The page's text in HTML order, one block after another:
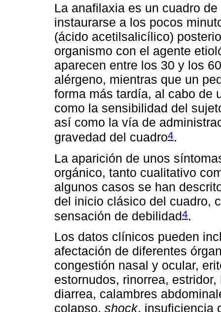
La anafilaxia es un cuadro
instaurarse a los pocos
(ácido acetilsalicílico)
organismo con el agente
aparecen entre los 30 y los
alérgeno, mientras que un
forma más tardía, al cabo de
como la sensibilidad del
así como la vía de
gravedad del cuadro4.
La aparición de unos
orgánico, tanto cualitativo
algunos casos se han
del inicio clásico del cuadro,
sensación de debilidad4.
Los datos clínicos pueden
afectación de diferentes
congestión nasal y ocular,
estornudos, rinorrea,
diarrea, calambres
colapso, shock, insuficiencia